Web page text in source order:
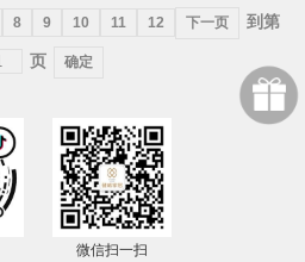
8 9 10 11 12 下一页 到第
页 确定
微信扫一扫